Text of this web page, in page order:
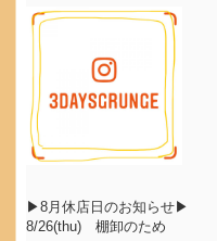
▶8月休店日のお知らせ▶
8/26(thu)
棚卸のため